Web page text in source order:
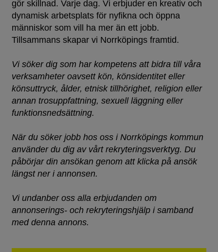
gör skillnad. Varje dag. Vi erbjuder en kreativ och
dynamisk arbetsplats för nyfikna och öppna
människor som vill ha mer än ett jobb.
Tillsammans skapar vi Norrköpings framtid.
Vi söker dig som har kompetens att bidra till våra
verksamheter oavsett kön, könsidentitet eller
könsuttryck, ålder, etnisk tillhörighet, religion eller
annan trosuppfattning, sexuell läggning eller
funktionsnedsättning.
När du söker jobb hos oss i Norrköpings kommun
använder du dig av vårt rekryteringsverktyg. Du
påbörjar din ansökan genom att klicka på ansök
längst ner i annonsen.
Vi undanber oss alla erbjudanden om
annonserings- och rekryteringshjälp i samband
med denna annons.